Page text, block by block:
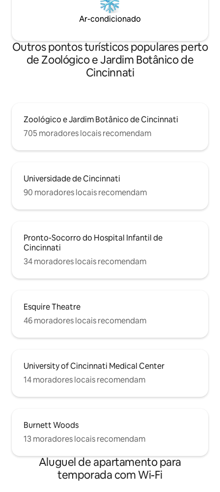
Ar-condicionado
Outros pontos turísticos populares perto
de Zoológico e Jardim Botânico de
Cincinnati
Zoológico e Jardim Botânico de Cincinnati
705 moradores locais recomendam
Universidade de Cincinnati
90 moradores locais recomendam
Pronto-Socorro do Hospital Infantil de
Cincinnati
34 moradores locais recomendam
Esquire Theatre
46 moradores locais recomendam
University of Cincinnati Medical Center
14 moradores locais recomendam
Burnett Woods
13 moradores locais recomendam
Aluguel de apartamento para
temporada com Wi-Fi